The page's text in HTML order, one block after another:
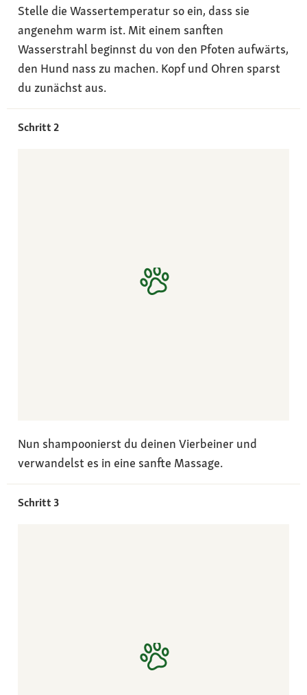
Stelle die Wassertemperatur so ein, dass sie
angenehm warm ist. Mit einem sanften
Wasserstrahl beginnst du von den Pfoten aufwärts,
den Hund nass zu machen. Kopf und Ohren sparst
du zunächst aus.
Schritt 2
Nun shampoonierst du deinen Vierbeiner und
verwandelst es in eine sanfte Massage.
Schritt 3